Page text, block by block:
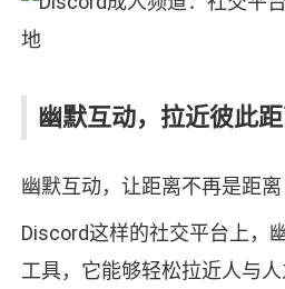
幽默互动，拉近彼此
幽默互动，让距离不再是距离
Discord这样的社交平台上，
工具，它能够轻松拉近人与